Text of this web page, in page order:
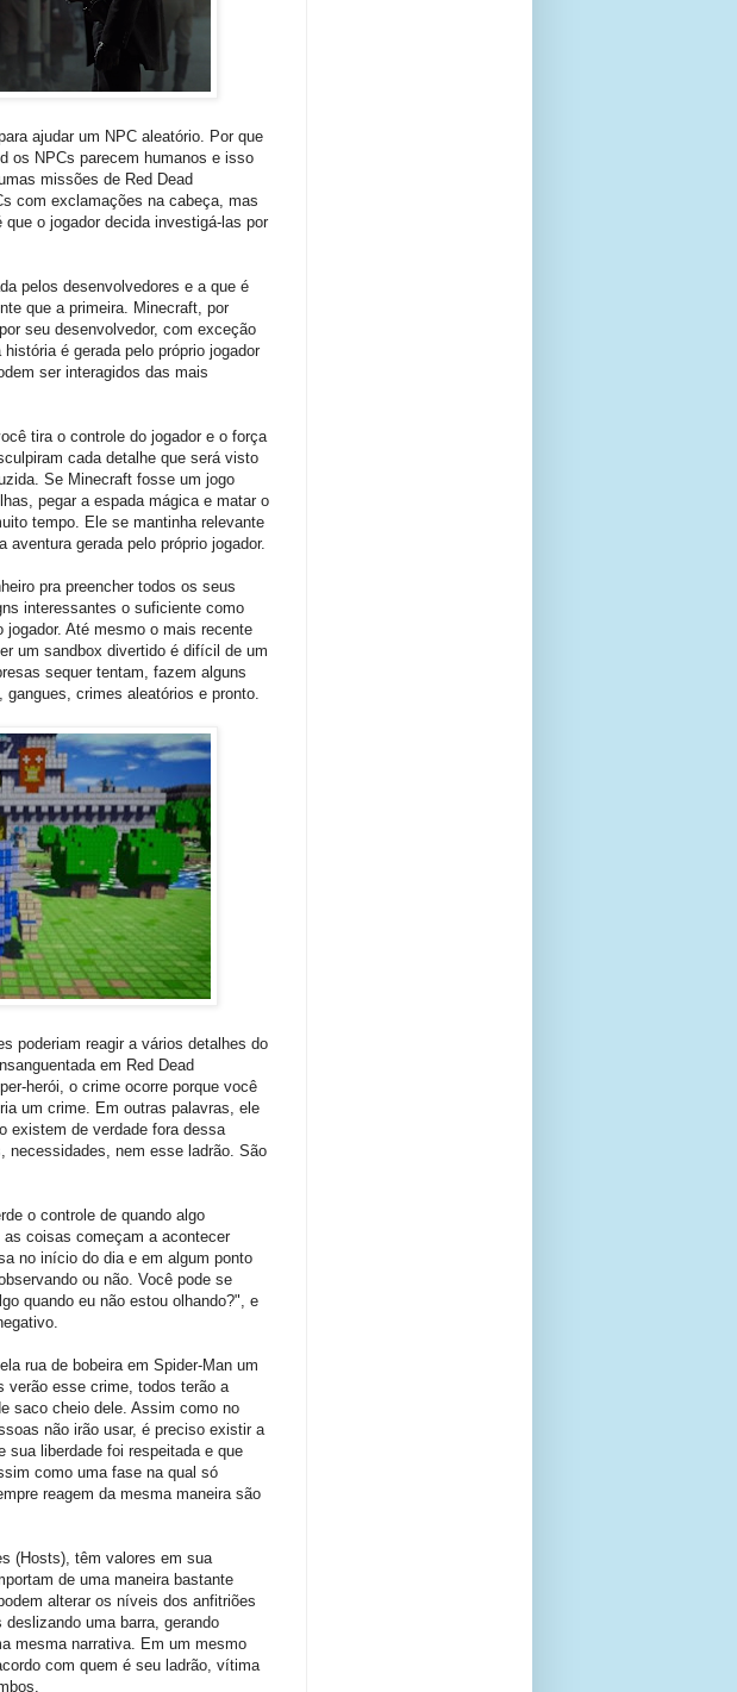
ajudar um NPC aleatório. Por que
os NPCs parecem humanos e isso
missões de Red Dead
com exclamações na cabeça, mas
o jogador decida investigá-las por
pelos desenvolvedores e a que é
que a primeira. Minecraft, por
seu desenvolvedor, com exceção
é gerada pelo próprio jogador
ser interagidos das mais
tira o controle do jogador e o força
cada detalhe que será visto
Se Minecraft fosse um jogo
pegar a espada mágica e matar o
tempo. Ele se mantinha relevante
gerada pelo próprio jogador.
pra preencher todos os seus
interessantes o suficiente como
jogador. Até mesmo o mais recente
um sandbox divertido é difícil de um
sequer tentam, fazem alguns
crimes aleatórios e pronto.
poderiam reagir a vários detalhes do
em Red Dead
herói, o crime ocorre porque você
um crime. Em outras palavras, ele
existem de verdade fora dessa
nem esse ladrão. São
o controle de quando algo
coisas começam a acontecer
no início do dia e em algum ponto
ou não. Você pode se
quando eu não estou olhando?", e
rua de bobeira em Spider-Man um
verão esse crime, todos terão a
saco cheio dele. Assim como no
não irão usar, é preciso existir a
sua liberdade foi respeitada e que
como uma fase na qual só
reagem da mesma maneira são
(Hosts), têm valores em sua
de uma maneira bastante
alterar os níveis dos anfitriões
uma barra, gerando
mesma narrativa. Em um mesmo
com quem é seu ladrão, vítima